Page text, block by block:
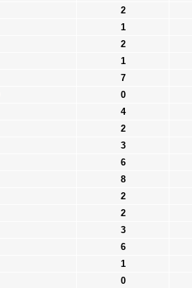
2
1
2
1
7
0
4
2
3
6
8
2
2
3
6
1
0